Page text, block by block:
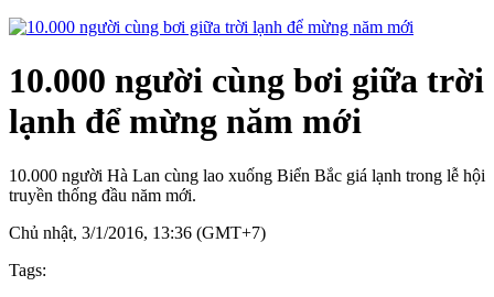
10.000 người cùng bơi giữa trời
lạnh để mừng năm mới
10.000 người Hà Lan cùng lao xuống Biển Bắc giá lạnh trong lễ hội
truyền thống đầu năm mới.
Chủ nhật, 3/1/2016, 13:36 (GMT+7)
Tags: